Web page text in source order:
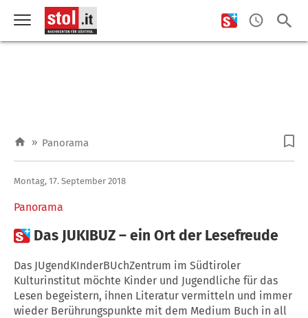
» Panorama
Panorama
Montag, 17. September 2018
 Das JUKIBUZ – ein Ort der Lesefreude
Das JUgendKInderBUchZentrum im Südtiroler
Kulturinstitut möchte Kinder und Jugendliche für das
Lesen begeistern, ihnen Literatur vermitteln und immer
wieder Berührungspunkte mit dem Medium Buch in all